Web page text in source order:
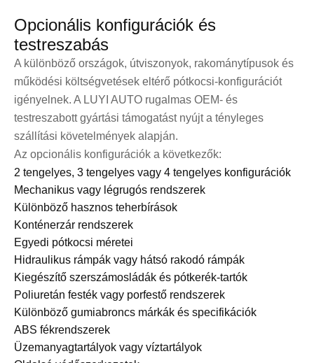
Opcionális konfigurációk és
testreszabás
A különböző országok, útviszonyok, rakománytípusok és
működési költségvetések eltérő pótkocsi-konfigurációt
igényelnek. A LUYI AUTO rugalmas OEM- és
testreszabott gyártási támogatást nyújt a tényleges
szállítási követelmények alapján.
Az opcionális konfigurációk a következők:
2 tengelyes, 3 tengelyes vagy 4 tengelyes konfigurációk
Mechanikus vagy légrugós rendszerek
Különböző hasznos teherbírások
Konténerzár rendszerek
Egyedi pótkocsi méretei
Hidraulikus rámpák vagy hátsó rakodó rámpák
Kiegészítő szerszámosládák és pótkerék-tartók
Poliuretán festék vagy porfestő rendszerek
Különböző gumiabroncs márkák és specifikációk
ABS fékrendszerek
Üzemanyagtartályok vagy víztartályok